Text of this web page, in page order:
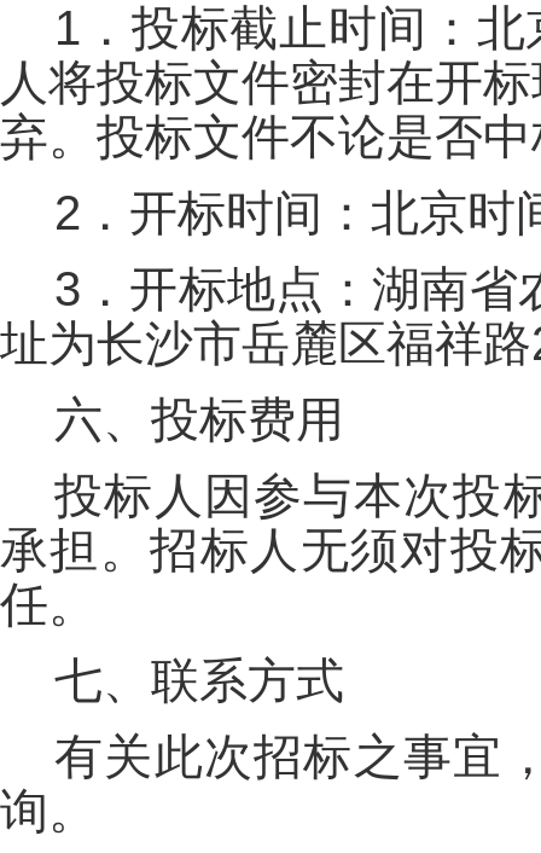
1．投标截止时间：
人将投标文件密封在开
弃。投标文件不论是否
2．开标时间：北京时
3．开标地点：湖南省
址为长沙市岳麓区福祥
六、投标费用
投标人因参与本次投
承担。招标人无须对投
任。
七、联系方式
有关此次招标之事宜
询。